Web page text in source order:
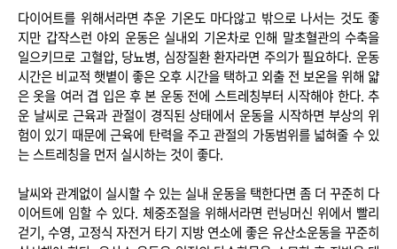
다이어트를 위해서라면 추운 기온도 마다않고 밖으로 나서는 것도 좋
지만 갑작스런 야외 운동은 실내외 기온차로 인해 말초혈관의 수축을
일으키므로 고혈압, 당뇨병, 심장질환 환자라면 주의가 필요하다. 운동
시간은 비교적 햇볕이 좋은 오후 시간을 택하고 외출 전 보온을 위해 얇
은 옷을 여러 겹 입은 후 본 운동 전에 스트레칭부터 시작해야 한다. 추
운 날씨로 근육과 관절이 경직된 상태에서 운동을 시작하면 부상의 위
험이 있기 때문에 근육에 탄력을 주고 관절의 가동범위를 넓혀줄 수 있
는 스트레칭을 먼저 실시하는 것이 좋다.
날씨와 관계없이 실시할 수 있는 실내 운동을 택한다면 좀 더 꾸준히 다
이어트에 임할 수 있다. 체중조절을 위해서라면 런닝머신 위에서 빨리
걷기, 수영, 고정식 자전거 타기 지방 연소에 좋은 유산소운동을 꾸준히